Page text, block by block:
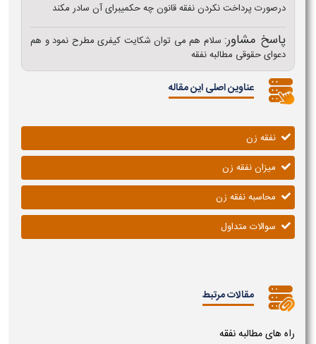
درصورت پرداخت نکردن نفقه قانون چه حکمیبرای آن سادر مکند
پاسخ مشاور: سلام هم می توان شکایت کیفری مطرح نمود و هم
دعوای حقوقی مطالبه نفقه
عناوین اصلی این مقاله
نفقه زن
میزان نفقه زن
محاسبه نفقه زن
سوالات متداول
مقالات مرتبط
راه های مطالبه نفقه